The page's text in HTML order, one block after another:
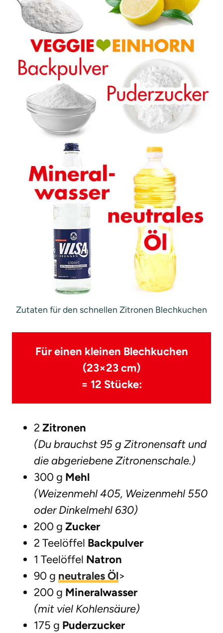
Zutaten für den schnellen Zitronen Blechkuchen
Für einen kleinen Blechkuchen
(23×23 cm)
= 12 Stücke:
2 Zitronen
(Du brauchst 95 g Zitronensaft und
die abgeriebene Zitronenschale.)
300 g Mehl
(Weizenmehl 405, Weizenmehl 550
oder Dinkelmehl 630)
200 g Zucker
2 Teelöffel Backpulver
1 Teelöffel Natron
90 g neutrales Öl>
200 g Mineralwasser
(mit viel Kohlensäure)
175 g Puderzucker